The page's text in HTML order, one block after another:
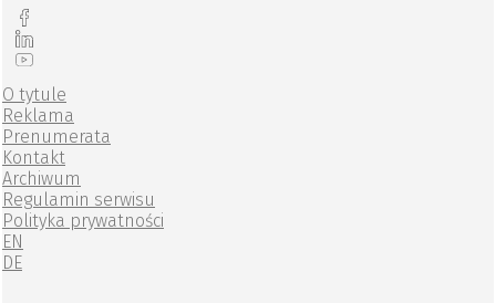
O tytule
Reklama
Prenumerata
Kontakt
Archiwum
Regulamin serwisu
Polityka prywatności
EN
DE